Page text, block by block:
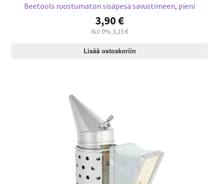
Beetools ruostumaton sisäpesä savustimeen, pieni
3,90€
ALV 0%: 3,15€
Lisää ostoskoriin